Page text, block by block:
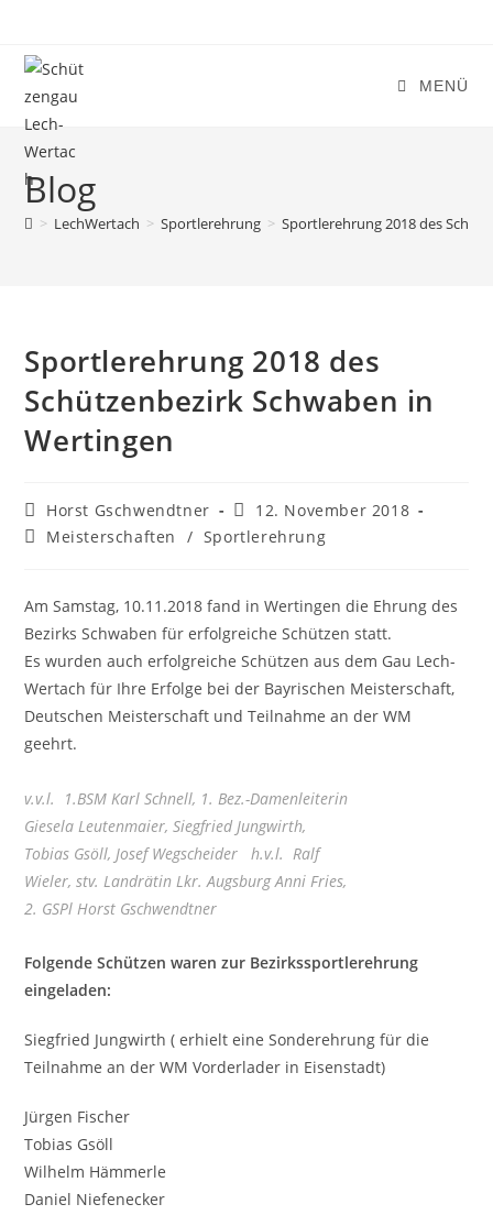
springen
MENÜ
Blog
> LechWertach > Sportlerehrung > Sportlerehrung 2018 des
Sportlerehrung 2018 des
Schützenbezirk Schwaben in
Wertingen
Beitrags-
Autor:
Horst Gschwendtner
Beitrag
veröffentlicht:
12. November 2018
Beitrags-
Meisterschaften / Sportlerehrung
Am Samstag, 10.11.2018 fand in Wertingen die Ehrung des
Bezirks Schwaben für erfolgreiche Schützen statt.
Es wurden auch erfolgreiche Schützen aus dem Gau Lech-
Wertach für Ihre Erfolge bei der Bayrischen Meisterschaft,
Deutschen Meisterschaft und Teilnahme an der WM
geehrt.
v.v.l. 1.BSM Karl Schnell, 1. Bez.-Damenleiterin
Giesela Leutenmaier, Siegfried Jungwirth,
Tobias Gsöll, Josef Wegscheider h.v.l. Ralf
Wieler, stv. Landrätin Lkr. Augsburg Anni Fries,
2. GSPl Horst Gschwendtner
Folgende Schützen waren zur Bezirkssportlerehrung
eingeladen:
Siegfried Jungwirth ( erhielt eine Sonderehrung für die
Teilnahme an der WM Vorderlader in Eisenstadt)
Jürgen Fischer
Tobias Gsöll
Wilhelm Hämmerle
Daniel Niefenecker